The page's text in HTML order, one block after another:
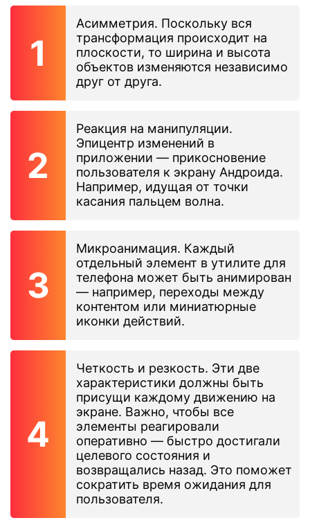
Асимметрия. Поскольку вся
трансформация происходит на
плоскости, то ширина и высота
объектов изменяются независимо
друг от друга.
Реакция на манипуляции.
Эпицентр изменений в
приложении — прикосновение
пользователя к экрану Андроида.
Например, идущая от точки
касания пальцем волна.
Микроанимация. Каждый
отдельный элемент в утилите для
телефона может быть анимирован
— например, переходы между
контентом или миниатюрные
иконки действий.
Четкость и резкость. Эти две
характеристики должны быть
присущи каждому движению на
экране. Важно, чтобы все
элементы реагировали
оперативно — быстро достигали
целевого состояния и
возвращались назад. Это поможет
сократить время ожидания для
пользователя.